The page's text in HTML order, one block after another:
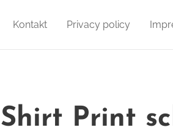
Kontakt Privacy policy
Shirt Print